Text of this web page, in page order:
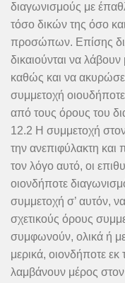
διαγωνισμούς με
τόσο δικών της όσο
προσώπων. Επίσης
δικαιούνται να
καθώς και να
συμμετοχή οιουδήποτε
από τους όρους του
12.2 Η συμμετοχή
την ανεπιφύλακτη
τον λόγο αυτό, οι
οιονδήποτε
συμμετοχή σ’ αυτόν,
σχετικούς όρους
συμφωνούν, ολικά ή
μερικά, οιονδήποτε
λαμβάνουν μέρος